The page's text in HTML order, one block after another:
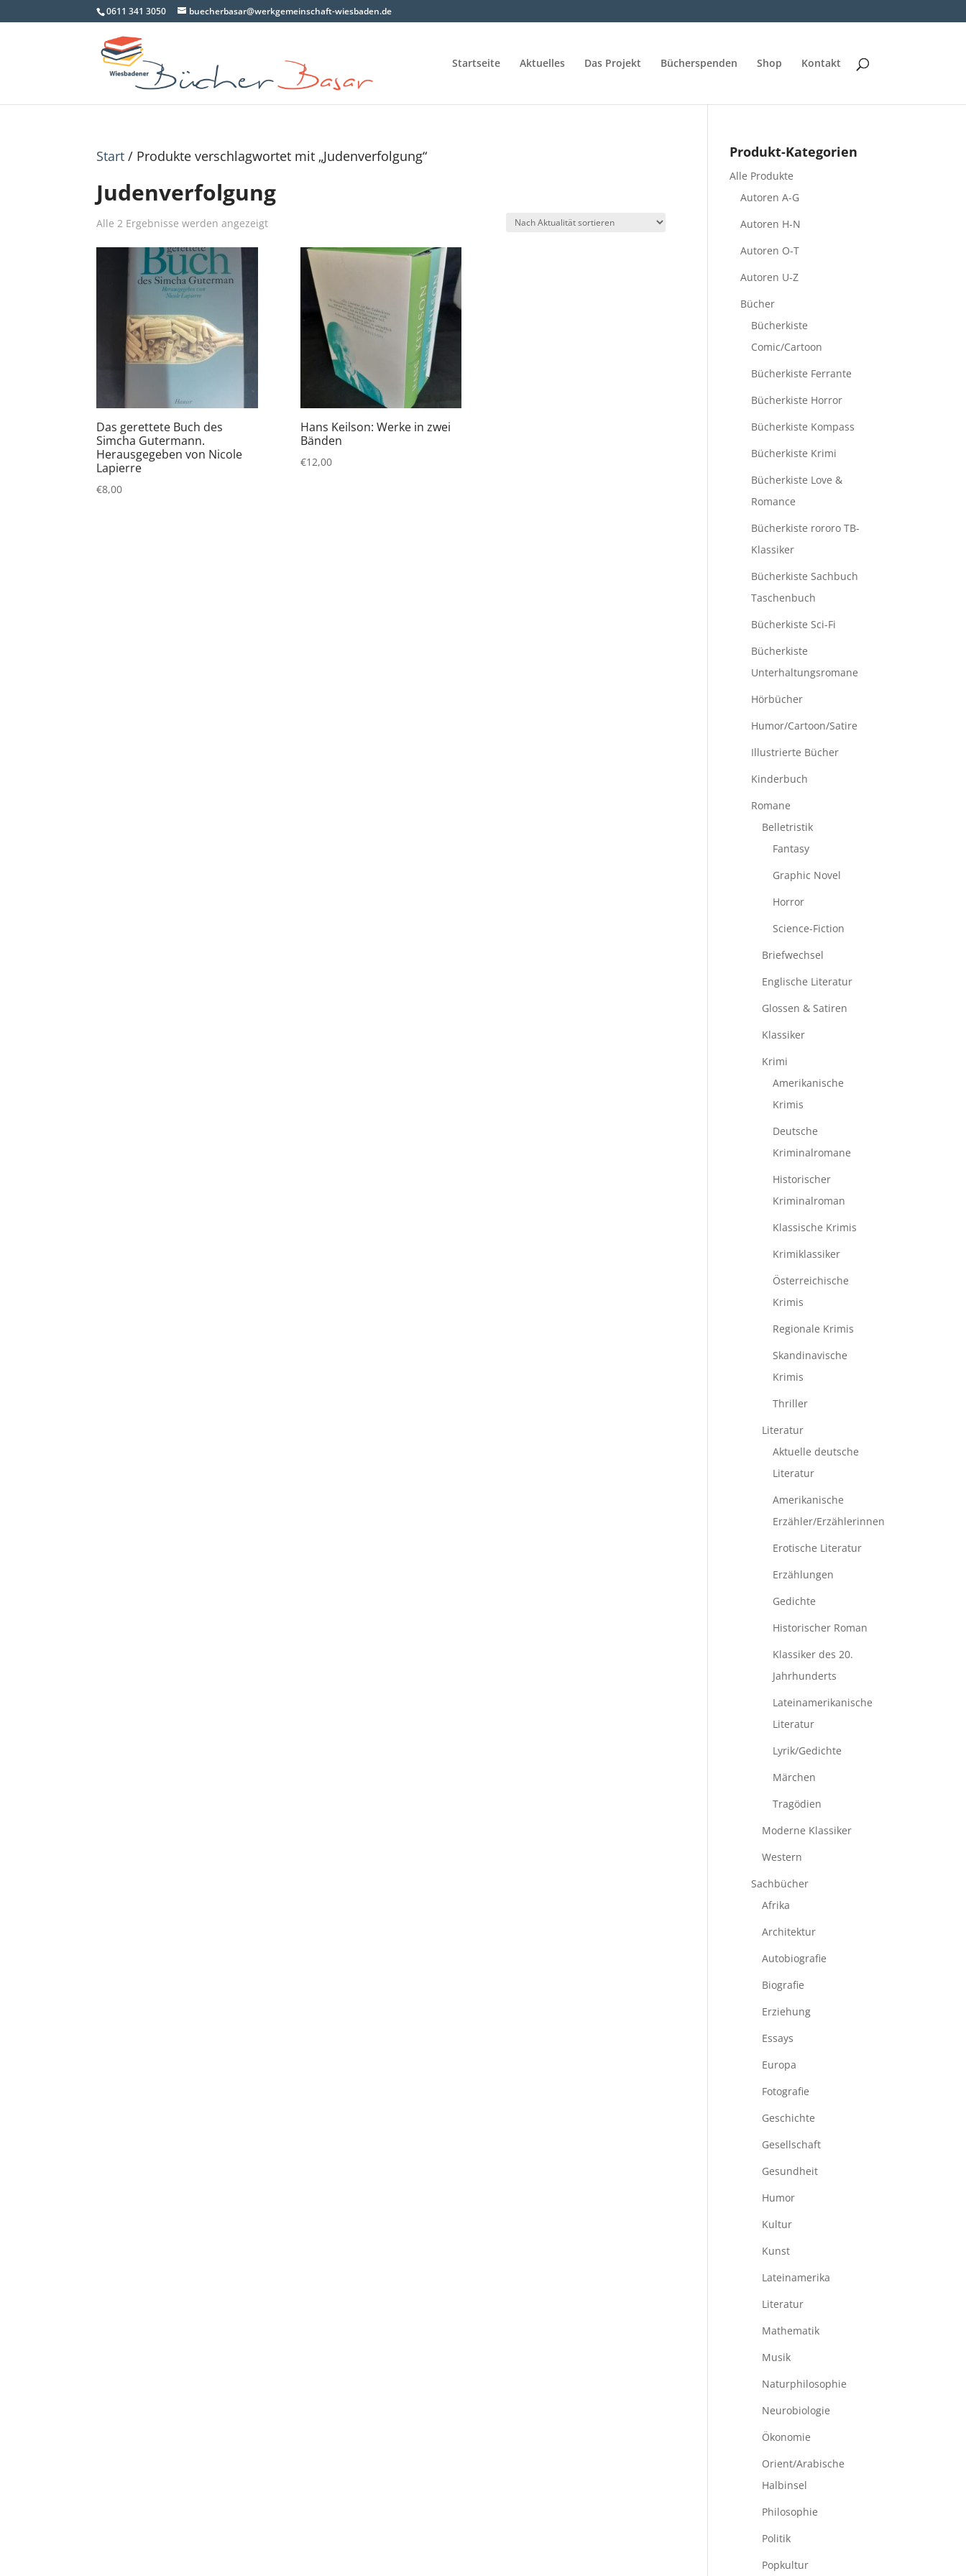
0611 341 3050 buecherbasar@werkgemeinschaft-wiesbaden.de
Startseite Aktuelles Das Projekt Bücherspenden Shop Kontakt
Start / Produkte verschlagwortet mit „Judenverfolgung“
Judenverfolgung
Alle 2 Ergebnisse werden angezeigtNach
Aktualität
Das gerettete Buch des
Simcha Gutermann.
Herausgegeben von Nicole
Lapierre
€8,00
Hans Keilson: Werke in zwei
Bänden
€12,00
Produkt-Kategorien
Alle Produkte
Autoren A-G
Autoren H-N
Autoren O-T
Autoren U-Z
Bücher
Bücherkiste
Comic/Cartoon
Bücherkiste Ferrante
Bücherkiste Horror
Bücherkiste Kompass
Bücherkiste Krimi
Bücherkiste Love &
Romance
Bücherkiste rororo TB-
Klassiker
Bücherkiste Sachbuch
Taschenbuch
Bücherkiste Sci-Fi
Bücherkiste
Unterhaltungsromane
Hörbücher
Humor/Cartoon/Satire
Illustrierte Bücher
Kinderbuch
Romane
Belletristik
Fantasy
Graphic Novel
Horror
Science-Fiction
Briefwechsel
Englische Literatur
Glossen & Satiren
Klassiker
Krimi
Amerikanische
Krimis
Deutsche
Kriminalromane
Historischer
Kriminalroman
Klassische Krimis
Krimiklassiker
Österreichische
Krimis
Regionale Krimis
Skandinavische
Krimis
Thriller
Literatur
Aktuelle deutsche
Literatur
Amerikanische
Erzähler/Erzählerinnen
Erotische Literatur
Erzählungen
Gedichte
Historischer Roman
Klassiker des 20.
Jahrhunderts
Lateinamerikanische
Literatur
Lyrik/Gedichte
Märchen
Tragödien
Moderne Klassiker
Western
Sachbücher
Afrika
Architektur
Autobiografie
Biografie
Erziehung
Essays
Europa
Fotografie
Geschichte
Gesellschaft
Gesundheit
Humor
Kultur
Kunst
Lateinamerika
Literatur
Mathematik
Musik
Naturphilosophie
Neurobiologie
Ökonomie
Orient/Arabische
Halbinsel
Philosophie
Politik
Popkultur